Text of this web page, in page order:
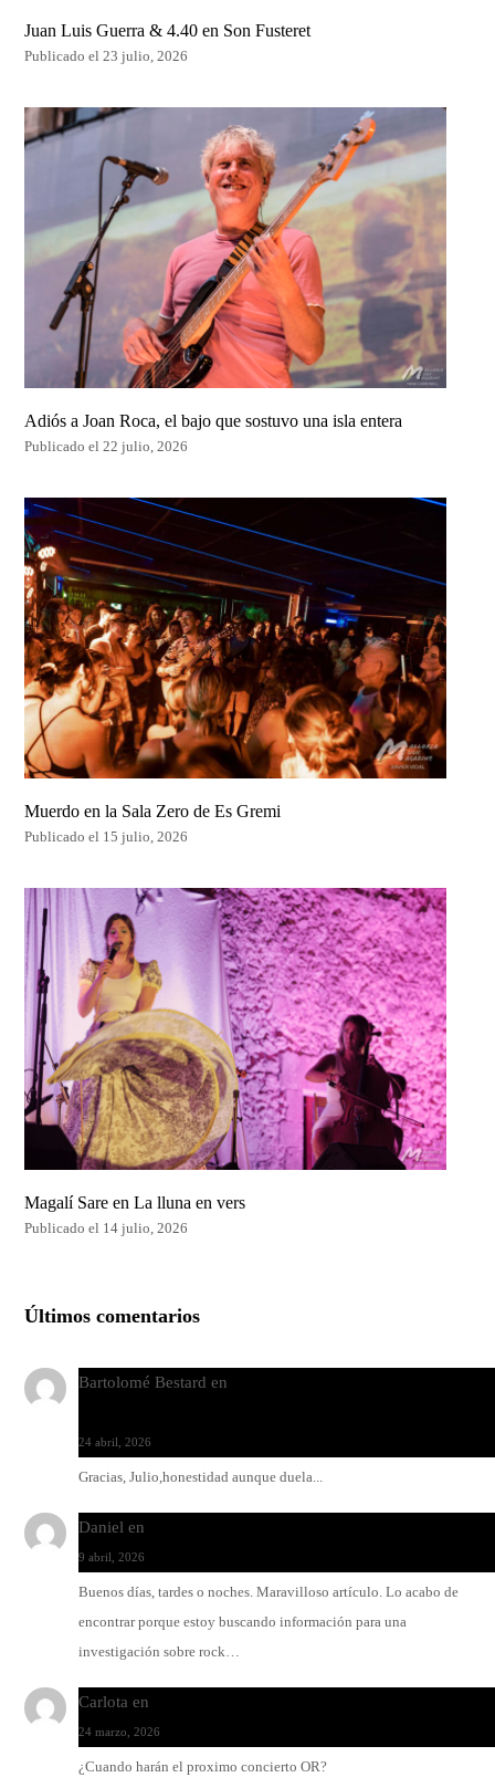
Juan Luis Guerra & 4.40 en Son Fusteret
Publicado el 23 julio, 2026
Adiós a Joan Roca, el bajo que sostuvo una isla entera
Publicado el 22 julio, 2026
Muerdo en la Sala Zero de Es Gremi
Publicado el 15 julio, 2026
Magalí Sare en La lluna en vers
Publicado el 14 julio, 2026
Últimos comentarios
Bartolomé Bestard en
24 abril, 2026
Gracias, Julio,honestidad aunque duela...
Daniel en
9 abril, 2026
Buenos días, tardes o noches. Maravilloso artículo. Lo acabo de
encontrar porque estoy buscando información para una
investigación sobre rock…
Carlota en
24 marzo, 2026
¿Cuando harán el proximo concierto OR?